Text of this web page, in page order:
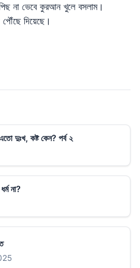
না ভেবে কুরআন খুলে বসলাম।
দিয়েছে।
দুঃখ, কষ্ট কেন? পর্ব ২
না?